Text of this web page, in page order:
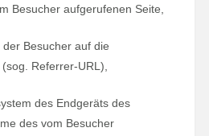
Besucher aufgerufenen Seite,
Besucher auf die
Referrer-URL),
des Endgeräts des
des vom Besucher